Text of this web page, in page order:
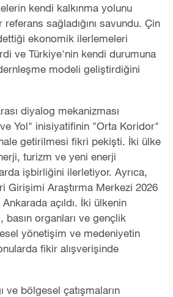
kendi kalkınma yolunu
sağladığını savundu. Çin
ekonomik ilerlemeleri
ve Türkiye'nin kendi durumuna
modeli geliştirdiğini
diyalog mekanizması
Yol" inisiyatifinin "Orta Koridor"
getirilmesi fikri pekişti. İki ülke
turizm ve yeni enerji
işbirliğini ilerletiyor. Ayrıca,
Girişimi Araştırma Merkezi 2026
Ankarada açıldı. İki ülkenin
basın organları ve gençlik
yönetişim ve medeniyetin
fikir alışverişinde
ve bölgesel çatışmaların